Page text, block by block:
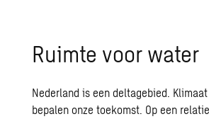
Ruimte voor water
Nederland is een deltagebied.
bepalen onze toekomst. Op een